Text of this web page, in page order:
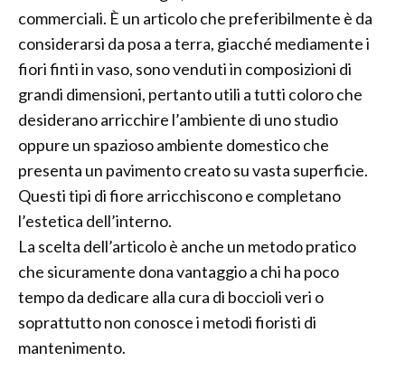
commerciali. È un articolo che preferibilmente è da
considerarsi da posa a terra, giacché mediamente i
fiori finti in vaso, sono venduti in composizioni di
grandi dimensioni, pertanto utili a tutti coloro che
desiderano arricchire l’ambiente di uno studio
oppure un spazioso ambiente domestico che
presenta un pavimento creato su vasta superficie.
Questi tipi di fiore arricchiscono e completano
l’estetica dell’interno.
La scelta dell’articolo è anche un metodo pratico
che sicuramente dona vantaggio a chi ha poco
tempo da dedicare alla cura di boccioli veri o
soprattutto non conosce i metodi fioristi di
mantenimento.